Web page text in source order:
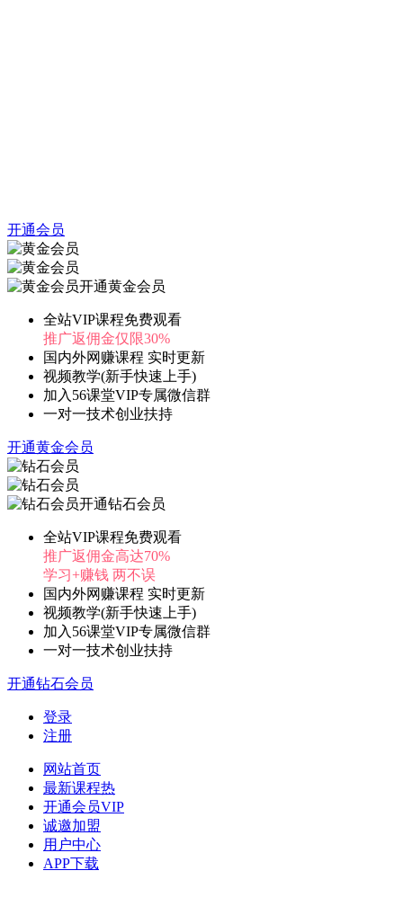
开通会员
开通黄金会员
全站VIP课程免费观看
推广返佣金仅限30%
国内外网赚课程 实时更新
视频教学(新手快速上手)
加入56课堂VIP专属微信群
一对一技术创业扶持
开通黄金会员
开通钻石会员
全站VIP课程免费观看
推广返佣金高达70%
学习+赚钱 两不误
国内外网赚课程 实时更新
视频教学(新手快速上手)
加入56课堂VIP专属微信群
一对一技术创业扶持
开通钻石会员
登录
注册
网站首页
最新课程热
开通会员VIP
诚邀加盟
用户中心
APP下载